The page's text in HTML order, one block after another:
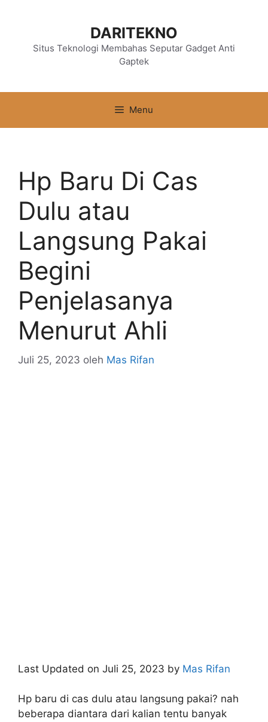
DARITEKNO
Situs Teknologi Membahas Seputar Gadget Anti
Gaptek
Menu
Hp Baru Di Cas
Dulu atau
Langsung Pakai
Begini
Penjelasanya
Menurut Ahli
Juli 25, 2023 oleh Mas Rifan
Last Updated on Juli 25, 2023 by Mas Rifan
Hp baru di cas dulu atau langsung pakai? nah
beberapa diantara dari kalian tentu banyak